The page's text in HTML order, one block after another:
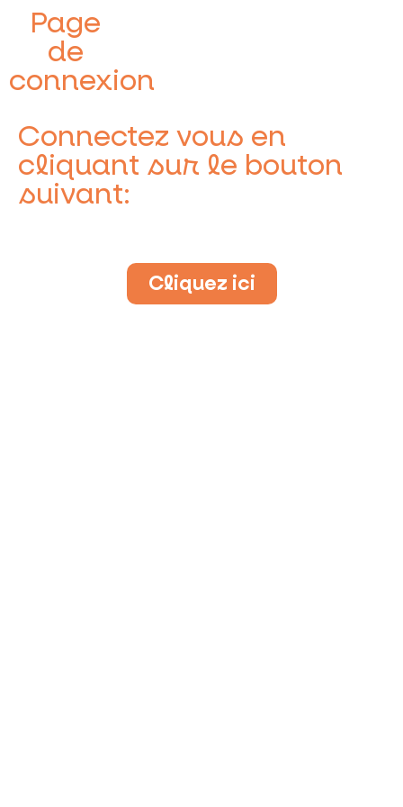
Page
de
connexion
Connectez vous en
cliquant sur le bouton
suivant:
Cliquez ici